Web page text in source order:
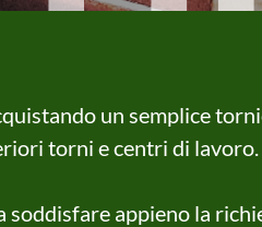
un semplice
torni e centri di lavoro.
appieno la